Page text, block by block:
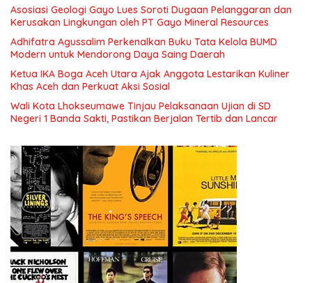
Asosiasi Geologi Gayo Lues Soroti Dugaan Pelanggaran dan
Kerusakan Lingkungan oleh PT Gayo Mineral Resources
Adhifatra Agussalim Perkenalkan Buku Tata Kelola BUMD
Modern untuk Mendorong Daya Saing Daerah
Ketua IKA Boga Aceh Utara Ajak Anggota Lestarikan Kuliner
Khas Aceh dan Perkuat Aksi Sosial
Wali Kota Lhokseumawe Tinjau Pelaksanaan Ujian di SD
Negeri 1 Banda Sakti, Pastikan Berjalan Tertib dan Lancar